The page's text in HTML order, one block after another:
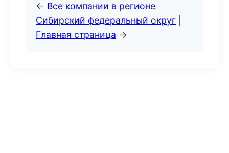
← Все компании в регионе
Сибирский федеральный округ
Главная страница →